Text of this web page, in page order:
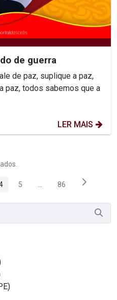
de guerra
de paz, suplique a paz,
paz, todos sabemos que a
LER MAIS
PáginaPágina
5 Páginas intermediárias
Página
86